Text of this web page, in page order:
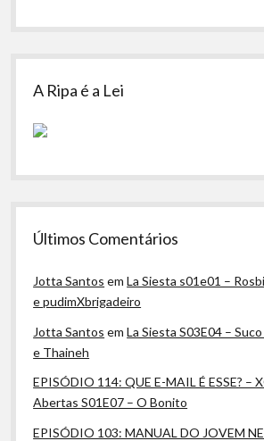
A Ripa é a Lei
Últimos Comentários
Jotta Santos emLa Siesta s01e01 –
e pudimXbrigadeiro
Jotta Santos emLa Siesta S03E04 –
e Thaineh
EPISÓDIO 114: QUE E-MAIL É ESSE? –
Abertas S01E07 – O Bonito
EPISÓDIO 103: MANUAL DO JOVEM